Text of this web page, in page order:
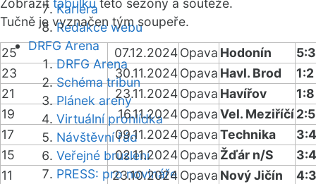
Kariéra
Redakce webu
DRFG Arena
DRFG Arena
Schéma tribun
Plánek areny
Virtuální prohlídka
Návštěvní řád
Veřejné bruslení
PRESS: pro novináře
Zobrazit tabulku této sezóny a soutěže.
Tučně je vyznačen tým soupeře.
25 07.12.2024Opava Hodonín
5:3
23
30.11.2024Opava Havl. Brod
1:2
21
23.11.2024Opava Havířov
1:8
19
16.11.2024OpavaVel. Meziříčí2:5
17
09.11.2024OpavaTechnika
15
02.11.2024Opava Žďár n/S
11
23.10.2024Opava Nový Jičín